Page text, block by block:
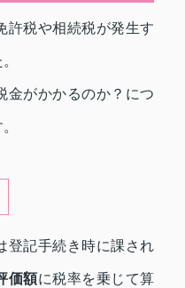
許税や相続税が発生す
金がかかるのか？につ
登記手続き時に課され
価額に税率を乗じて算